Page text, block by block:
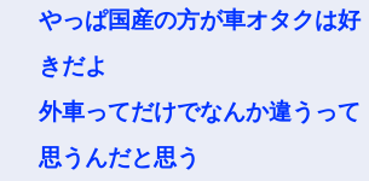
やっぱ国産の方が車オタクは好
きだよ
外車ってだけでなんか違うって
思うんだと思う